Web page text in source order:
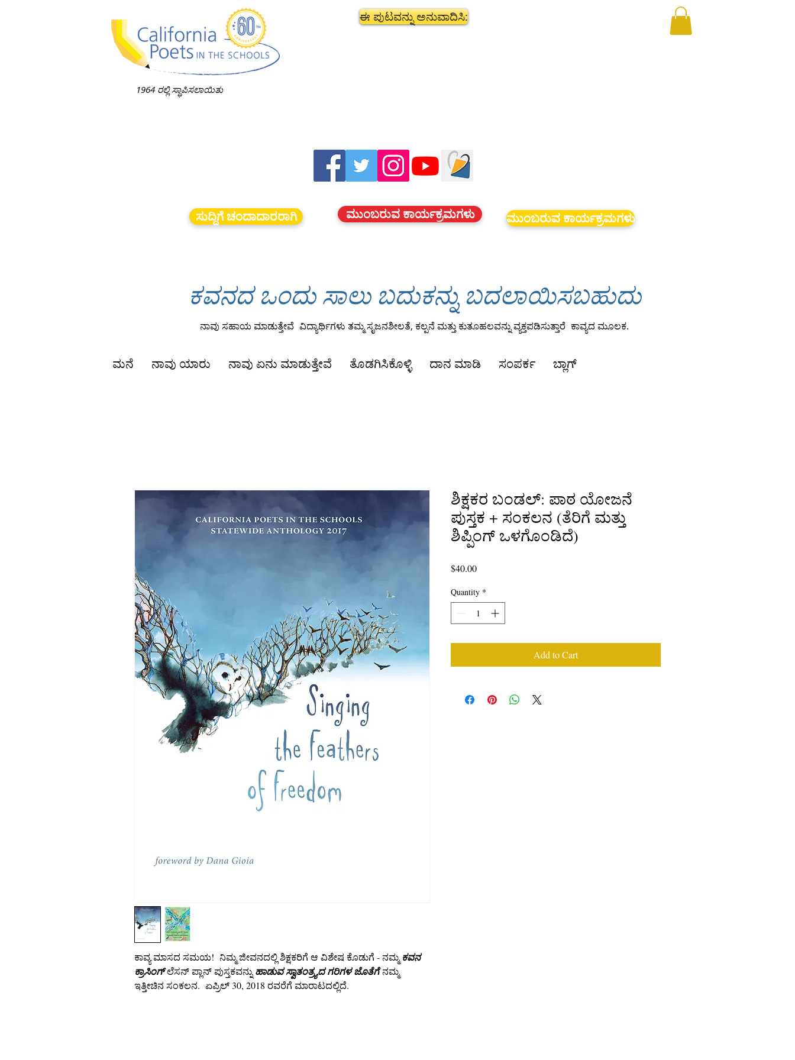
1964 ರಲ್ಲಿ ಸ್ಥಾಪಿಸಲಾಯಿತು
ಈ ಪುಟವನ್ನು ಅನುವಾದಿಸಿ:
ಸುದ್ದಿಗೆ ಚಂದಾದಾರರಾಗಿ ಮುಂಬರುವ ಕಾರ್ಯಕ್ರಮಗಳು ಮುಂಬರುವ ಕಾರ್ಯಕ್ರಮಗಳು
ಕವನದ ಒಂದು ಸಾಲು ಬದುಕನ್ನು ಬದಲಾಯಿಸಬಹುದು
ನಾವು ಸಹಾಯ ಮಾಡುತ್ತೇವೆ ವಿದ್ಯಾರ್ಥಿಗಳು ತಮ್ಮ ಸೃಜನಶೀಲತೆ, ಕಲ್ಪನೆ ಮತ್ತು ಕುತೂಹಲವನ್ನು ವ್ಯಕ್ತಪಡಿಸುತ್ತಾರೆ ಕಾವ್ಯದ ಮೂಲಕ.
ಮನೆ ನಾವು ಯಾರು ನಾವು ಏನು ಮಾಡುತ್ತೇವೆ ತೊಡಗಿಸಿಕೊಳ್ಳಿ ದಾನ ಮಾಡಿ ಸಂಪರ್ಕ ಬ್ಲಾಗ್
ಕಾವ್ಯ ಮಾಸದ ಸಮಯ! ನಿಮ್ಮ ಜೀವನದಲ್ಲಿ ಶಿಕ್ಷಕರಿಗೆ ಆ ವಿಶೇಷ ಕೊಡುಗೆ - ನಮ್ಮ ಕವನ
ಕ್ರಾಸಿಂಗ್ಲೆಸನ್ ಪ್ಲಾನ್ ಪುಸ್ತಕವನ್ನು ಹಾಡುವ ಸ್ವಾತಂತ್ರ್ಯದ ಗರಿಗಳ ಜೊತೆಗೆನಮ್ಮ
ಇತ್ತೀಚಿನ ಸಂಕಲನ. ಏಪ್ರಿಲ್ 30, 2018 ರವರೆಗೆ ಮಾರಾಟದಲ್ಲಿದೆ.
ಶಿಕ್ಷಕರ ಬಂಡಲ್: ಪಾಠ ಯೋಜನೆ
ಪುಸ್ತಕ + ಸಂಕಲನ (ತೆರಿಗೆ ಮತ್ತು
ಶಿಪ್ಪಿಂಗ್ ಒಳಗೊಂಡಿದೆ)
$40.00Price
Quantity *
Add to Cart